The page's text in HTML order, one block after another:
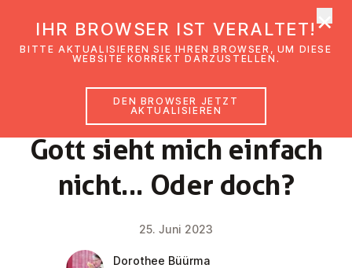
Gott sieht mich einfach
nicht... Oder doch?
GLAUBENSIMPULS
25. Juni 2023
Dorothee Büürma
IHR BROWSER IST VERALTET!
BITTE AKTUALISIEREN SIE IHREN BROWSER, UM DIESE
WEBSITE KORREKT DARZUSTELLEN.
DEN BROWSER JETZT
AKTUALISIEREN
×